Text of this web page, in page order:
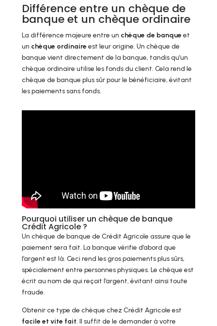
Différence entre un chèque de
banque et un chèque ordinaire
La différence majeure entre un chèque de banque et
un chèque ordinaire est leur origine. Un chèque de
banque vient directement de la banque, tandis qu’un
chèque ordinaire utilise les fonds du client. Cela rend le
chèque de banque plus sûr pour le bénéficiaire, évitant
les paiements sans fonds.
Pourquoi utiliser un chèque de banque
Crédit Agricole ?
Un chèque de banque de Crédit Agricole assure que le
paiement sera fait. La banque vérifie d’abord que
l’argent est là. Ceci rend les gros paiements plus sûrs,
spécialement entre personnes physiques. Le chèque est
écrit au nom de qui reçoit l’argent, évitant ainsi toute
fraude.
Obtenir ce type de chèque chez Crédit Agricole est
facile et vite fait. Il suffit de le demander à votre